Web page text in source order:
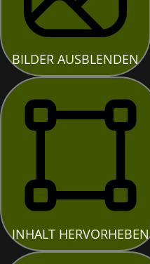
BILDER AUSBLENDEN
INHALT HERVORHEBEN